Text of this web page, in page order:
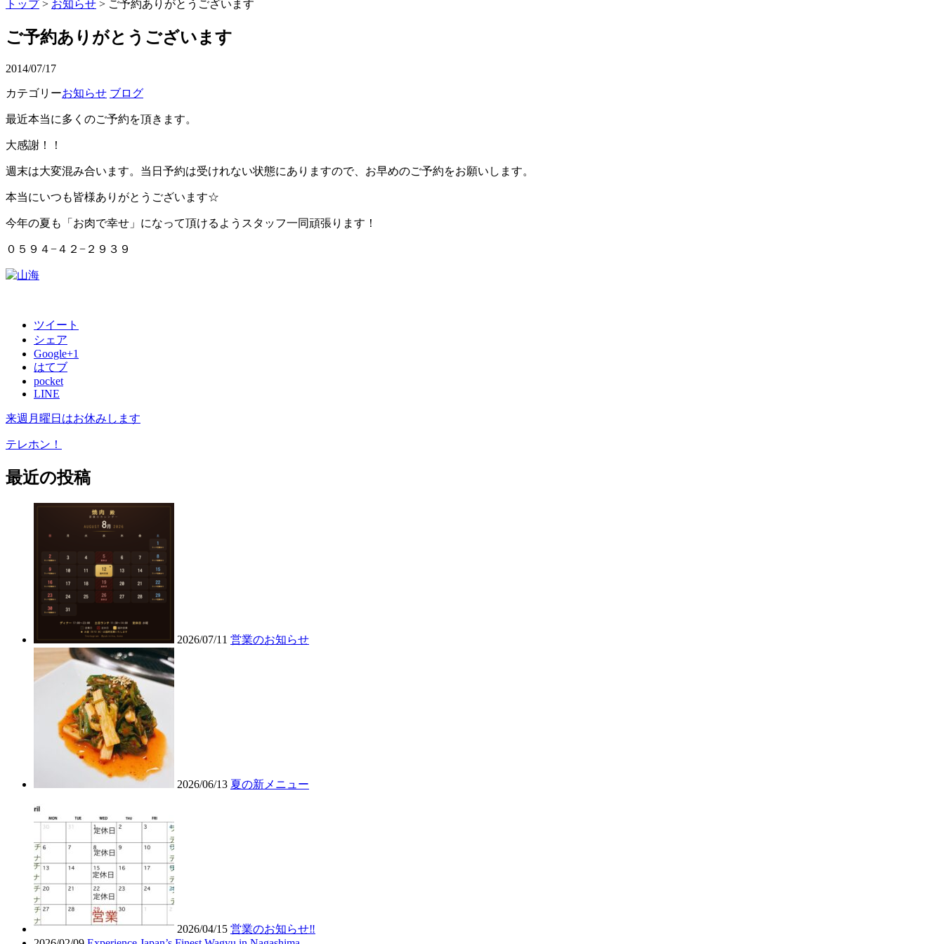
トップ > お知らせ > ご予約ありがとうございます
ご予約ありがとうございます
2014/07/17
カテゴリーお知らせ ブログ
最近本当に多くのご予約を頂きます。
大感謝！！
週末は大変混み合います。当日予約は受けれない状態にありますので、お早めのご予約をお願いします。
本当にいつも皆様ありがとうございます☆
今年の夏も「お肉で幸せ」になって頂けるようスタッフ一同頑張ります！
０５９４−４２−２９３９
ツイート
シェア
Google+1
はてブ
pocket
LINE
来週月曜日はお休みします
テレホン！
最近の投稿
2026/07/11 営業のお知らせ
2026/06/13 夏の新メニュー
2026/04/15 営業のお知らせ‼︎